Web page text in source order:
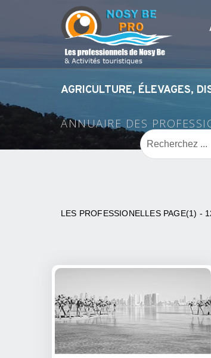
AGRICULTURE, ÉLEVAGES,
ANNUAIRE DES
LES PROFESSIONELLES PAGE(1) -